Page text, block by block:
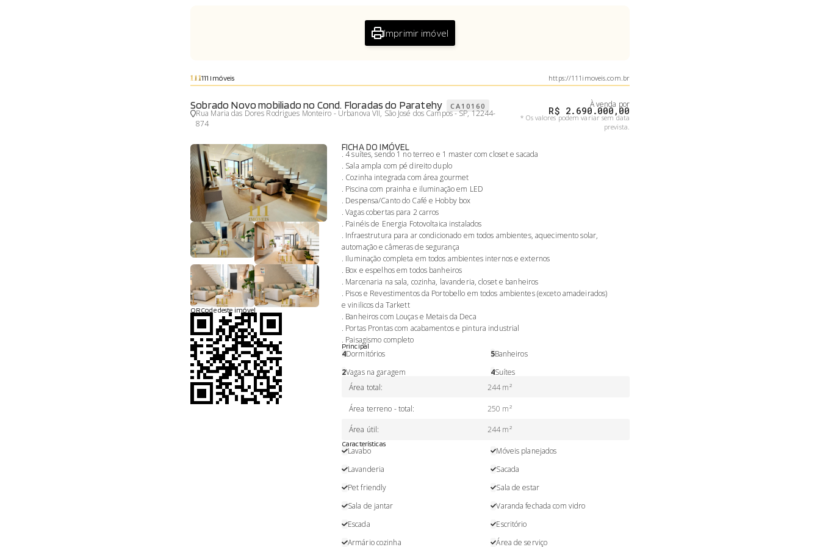
Imprimir imóvel
111 Imóveis https://111imoveis.com.br
Sobrado Novo mobiliado no Cond. Floradas do Paratehy CA10160
Rua Maria das Dores Rodrigues Monteiro - Urbanova VII, São José dos Campos - SP, 12244-
874
À venda por
R$ 2.690.000,00
* Os valores podem variar sem data
prevista.
QRCode deste imóvel
FICHA DO IMÓVEL
. 4 suítes, sendo 1 no terreo e 1 master com closet e sacada
. Sala ampla com pé direito duplo
. Cozinha integrada com área gourmet
. Piscina com prainha e iluminação em LED
. Despensa/Canto do Café e Hobby box
. Vagas cobertas para 2 carros
. Painéis de Energia Fotovoltaica instalados
. Infraestrutura para ar condicionado em todos ambientes, aquecimento solar,
automação e câmeras de segurança
. Iluminação completa em todos ambientes internos e externos
. Box e espelhos em todos banheiros
. Marcenaria na sala, cozinha, lavanderia, closet e banheiros
. Pisos e Revestimentos da Portobello em todos ambientes (exceto amadeirados)
e vinilicos da Tarkett
. Banheiros com Louças e Metais da Deca
. Portas Prontas com acabamentos e pintura industrial
. Paisagismo completo
Principal
4Dormitórios 5Banheiros
2Vagas na garagem 4Suítes
Área total: 244 m²
Área terreno - total: 250 m²
Área útil: 244 m²
Características
Lavabo
Móveis planejados
Lavanderia
Sacada
Pet friendly
Sala de estar
Sala de jantar
Varanda fechada com vidro
Escada
Escritório
Armário cozinha
Área de serviço